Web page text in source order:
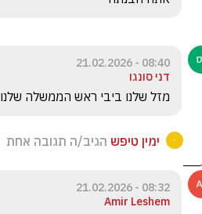
08:40 - 21.02.2026
דני סונגו
מזל שלנו ביבי ראש הממשלה שלנו
ימין טיפש הגיב/ה תגובה אחת
08:32 - 21.02.2026
Amir Leshem